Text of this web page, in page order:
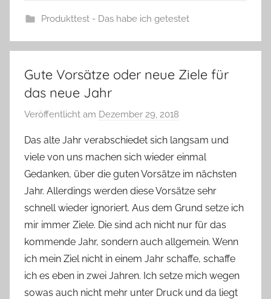
Produkttest - Das habe ich getestet
Gute Vorsätze oder neue Ziele für
das neue Jahr
Veröffentlicht am Dezember 29, 2018
n
Y
v
o
n
n
e
Das alte Jahr verabschiedet sich langsam und
viele von uns machen sich wieder einmal
Gedanken, über die guten Vorsätze im nächsten
Jahr. Allerdings werden diese Vorsätze sehr
schnell wieder ignoriert. Aus dem Grund setze ich
mir immer Ziele. Die sind ach nicht nur für das
kommende Jahr, sondern auch allgemein. Wenn
ich mein Ziel nicht in einem Jahr schaffe, schaffe
ich es eben in zwei Jahren. Ich setze mich wegen
sowas auch nicht mehr unter Druck und da liegt